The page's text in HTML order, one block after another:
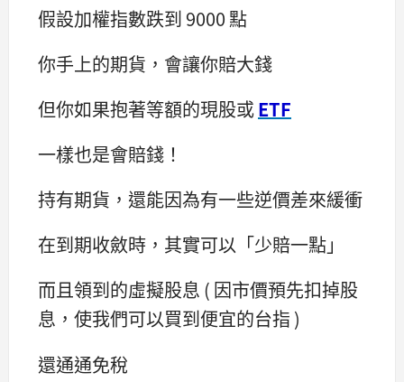
假設加權指數跌到 9000 點
你手上的期貨，會讓你賠大錢
但你如果抱著等額的現股或ETF
一樣也是會賠錢！
持有期貨，還能因為有一些逆價差來緩衝
在到期收斂時，其實可以「少賠一點」
而且領到的虛擬股息 ( 因市價預先扣掉股
息，使我們可以買到便宜的台指 )
還通通免稅